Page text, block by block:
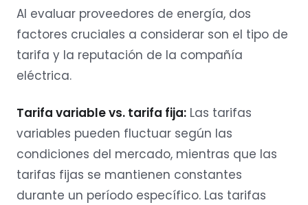
Al evaluar proveedores de energía, dos
factores cruciales a considerar son el tipo de
tarifa y la reputación de la compañía
eléctrica.
Tarifa variable vs. tarifa fija: Las tarifas
variables pueden fluctuar según las
condiciones del mercado, mientras que las
tarifas fijas se mantienen constantes
durante un período específico. Las tarifas